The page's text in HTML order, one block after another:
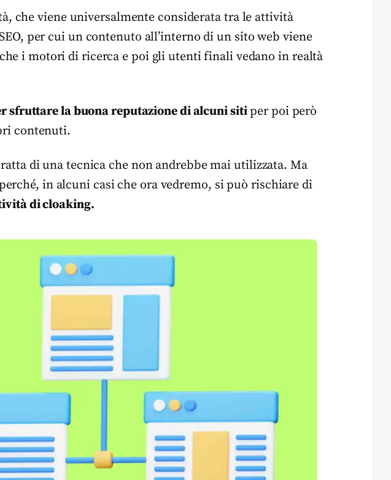
che viene universalmente considerata tra le attività
per cui un contenuto all’interno di un sito web viene
i motori di ricerca e poi gli utenti finali vedano in realtà
sfruttare la buona reputazione di alcuni sitiper poi però
contenuti.
di una tecnica che non andrebbe mai utilizzata. Ma
in alcuni casi che ora vedremo, si può rischiare di
di cloaking.